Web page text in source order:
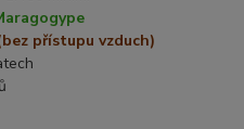
přístupu vzduch)